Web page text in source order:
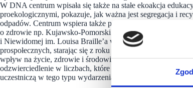
W DNA centrum wpisała się także na stałe ekoakcja
proekologicznymi, pokazuje, jak ważna jest segregacja i
odpadów. Centrum wspiera także przeróżne organizacje,
o zdrowie np. Kujawsko-Pomorski Specjalny Ośrodek
i Niewidomej im. Louisa Braille’a w Bydgoszczy, DKMS,
prospołecznych, starając się z roku na rok jeszcze mocniej
wpływ na życie, zdrowie i środowisko mieszkańców, a
odzwierciedlenie w liczbach, które udowadniają coraz
uczestniczą w tego typu wydarzeniach.